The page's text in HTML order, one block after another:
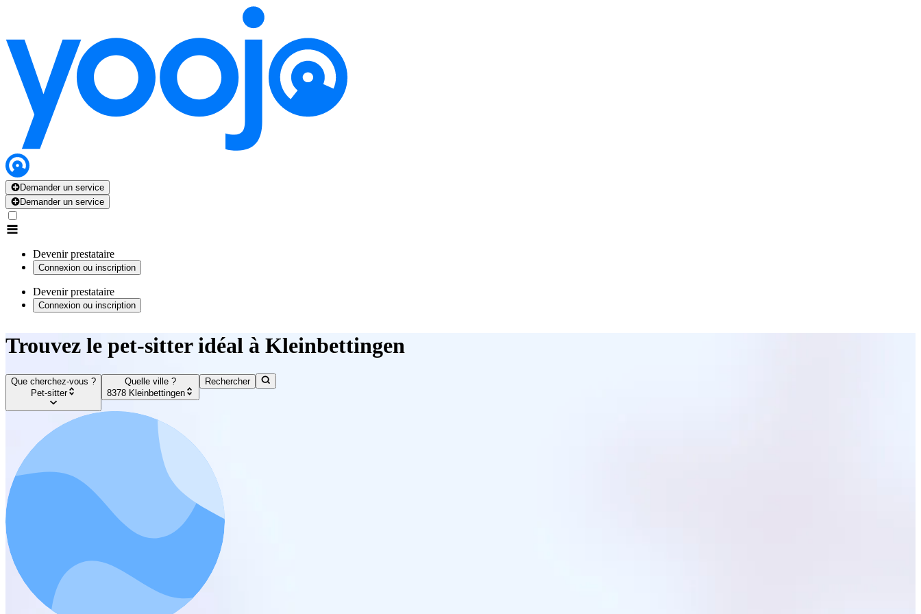
Demander un service
Demander un service
Devenir prestataire
Connexion ou inscription
Devenir prestataire
Connexion ou inscription
Trouvez le pet-sitter idéal à Kleinbettingen
Que cherchez-vous ?
Pet-sitter
Quelle ville ?
8378 Kleinbettingen
Rechercher